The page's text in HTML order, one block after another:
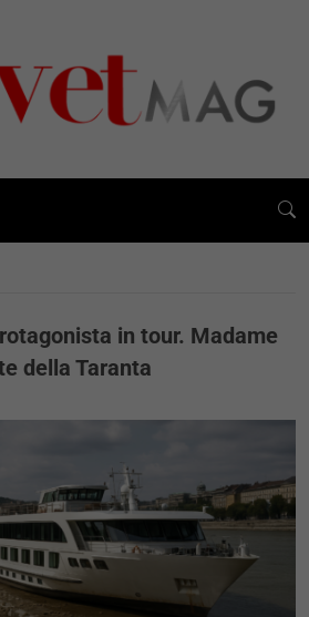
in tour. Madame
della Taranta